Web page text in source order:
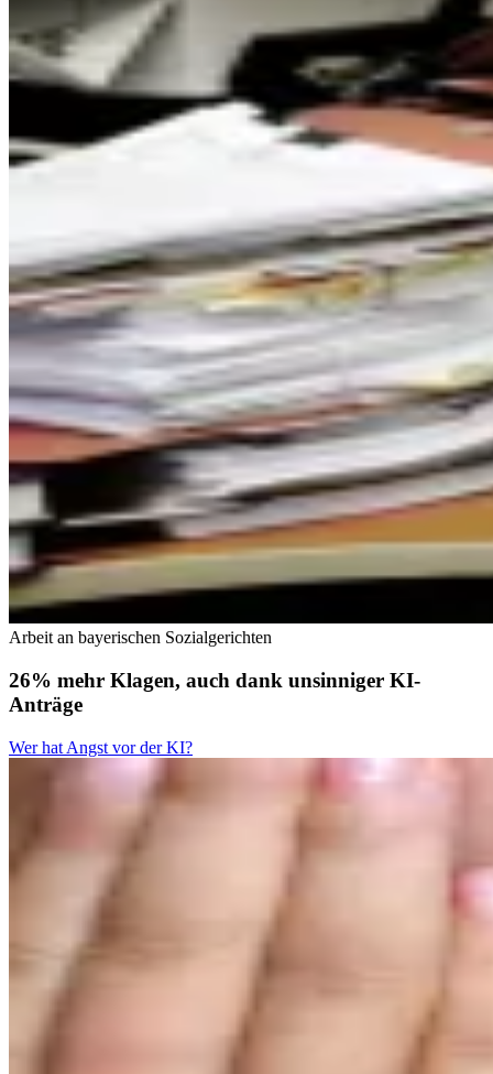
Arbeit an bayerischen Sozialgerichten
26% mehr Klagen, auch dank unsinniger KI-
Anträge
Wer hat Angst vor der KI?